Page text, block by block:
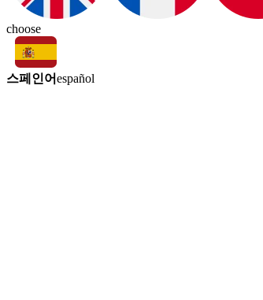
choose
스페인어español